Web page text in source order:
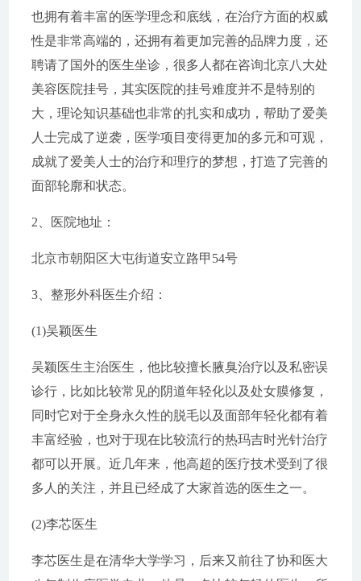
也拥有着丰富的医学理念和底线，在治疗方面的权威
性是非常高端的，还拥有着更加完善的品牌力度，还
聘请了国外的医生坐诊，很多人都在咨询北京八大处
美容医院挂号，其实医院的挂号难度并不是特别的
大，理论知识基础也非常的扎实和成功，帮助了爱美
人士完成了逆袭，医学项目变得更加的多元和可观，
成就了爱美人士的治疗和理疗的梦想，打造了完善的
面部轮廓和状态。
2、医院地址：
北京市朝阳区大屯街道安立路甲54号
3、整形外科医生介绍：
(1)吴颖医生
吴颖医生主治医生，他比较擅长腋臭治疗以及私密误
诊行，比如比较常见的阴道年轻化以及处女膜修复，
同时它对于全身永久性的脱毛以及面部年轻化都有着
丰富经验，也对于现在比较流行的热玛吉时光针治疗
都可以开展。近几年来，他高超的医疗技术受到了很
多人的关注，并且已经成了大家首选的医生之一。
(2)李芯医生
李芯医生是在清华大学学习，后来又前往了协和医大